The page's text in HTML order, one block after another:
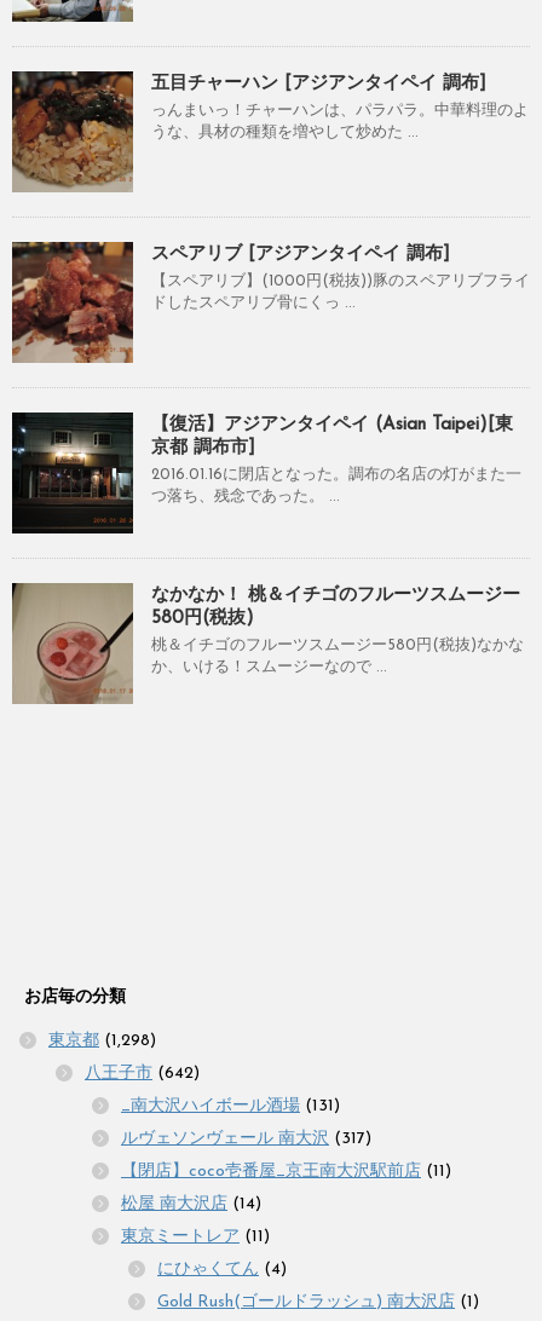
五目チャーハン [アジアンタイペイ 調布]
っんまいっ！チャーハンは、パラパラ。中華料理のよ
うな、具材の種類を増やして炒めた ...
スペアリブ [アジアンタイペイ 調布]
【スペアリブ】(1000円(税抜))豚のスペアリブフライ
ドしたスペアリブ骨にくっ ...
【復活】アジアンタイペイ (Asian Taipei)[東
京都 調布市]
2016.01.16に閉店となった。調布の名店の灯がまた一
つ落ち、残念であった。 ...
なかなか！ 桃＆イチゴのフルーツスムージー
580円(税抜)
桃＆イチゴのフルーツスムージー580円(税抜)なかな
か、いける！スムージーなので ...
お店毎の分類
東京都 (1,298)
八王子市 (642)
_南大沢ハイボール酒場 (131)
ルヴェソンヴェール 南大沢 (317)
【閉店】coco壱番屋_京王南大沢駅前店 (11)
松屋 南大沢店 (14)
東京ミートレア (11)
にひゃくてん (4)
Gold Rush(ゴールドラッシュ) 南大沢店 (1)